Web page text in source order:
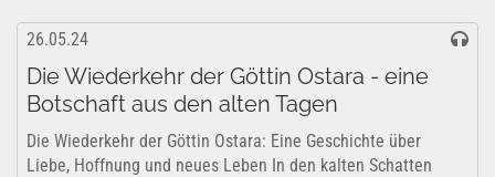
26.05.24
Die Wiederkehr der Göttin Ostara - eine
Botschaft aus den alten Tagen
Die Wiederkehr der Göttin Ostara: Eine Geschichte über
Liebe, Hoffnung und neues Leben In den kalten Schatten